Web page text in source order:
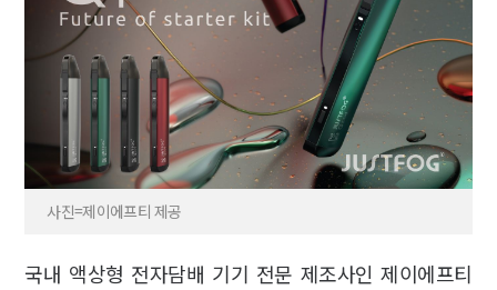
사진=제이에프티 제공
국내 액상형 전자담배 기기 전문 제조사인 제이에프티